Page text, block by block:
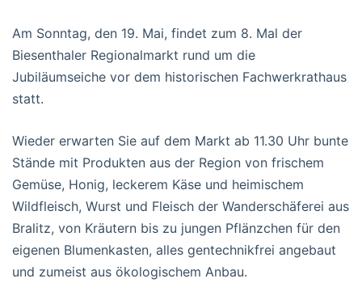
Am Sonntag, den 19. Mai, findet zum 8. Mal der
Biesenthaler Regionalmarkt rund um die
Jubiläumseiche vor dem historischen Fachwerkrathaus
statt.
Wieder erwarten Sie auf dem Markt ab 11.30 Uhr bunte
Stände mit Produkten aus der Region von frischem
Gemüse, Honig, leckerem Käse und heimischem
Wildfleisch, Wurst und Fleisch der Wanderschäferei aus
Bralitz, von Kräutern bis zu jungen Pflänzchen für den
eigenen Blumenkasten, alles gentechnikfrei angebaut
und zumeist aus ökologischem Anbau.